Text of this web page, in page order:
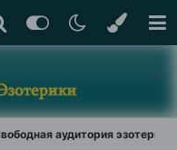
аудитория эзотерики